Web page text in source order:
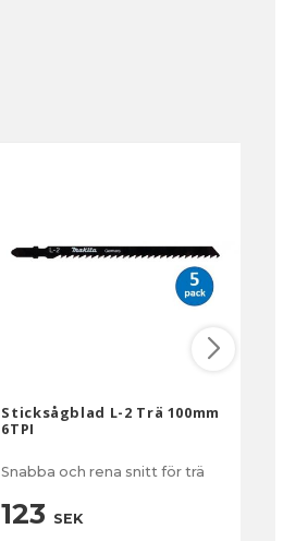
Sticksågblad L-2 Trä 100mm
6TPI
Snabba och rena snitt för trä
123 SEK